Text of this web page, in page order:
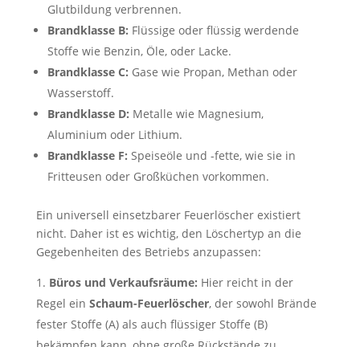
Glutbildung verbrennen.
Brandklasse B: Flüssige oder flüssig werdende
Stoffe wie Benzin, Öle, oder Lacke.
Brandklasse C: Gase wie Propan, Methan oder
Wasserstoff.
Brandklasse D: Metalle wie Magnesium,
Aluminium oder Lithium.
Brandklasse F: Speiseöle und -fette, wie sie in
Fritteusen oder Großküchen vorkommen.
Ein universell einsetzbarer Feuerlöscher existiert
nicht. Daher ist es wichtig, den Löschertyp an die
Gegebenheiten des Betriebs anzupassen:
Büros und Verkaufsräume: Hier reicht in der
Regel ein Schaum-Feuerlöscher, der sowohl Brände
fester Stoffe (A) als auch flüssiger Stoffe (B)